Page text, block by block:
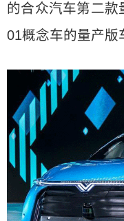
的合众汽车第二款
01概念车的量产版